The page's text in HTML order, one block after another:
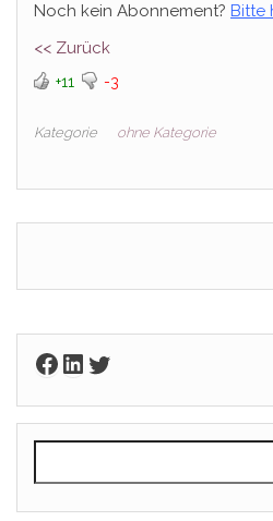
Noch kein Abonnement? Bitte
<< Zurück
+11 -3
Kategorie ohne Kategorie
Facebook
LinkedIn
Twitter